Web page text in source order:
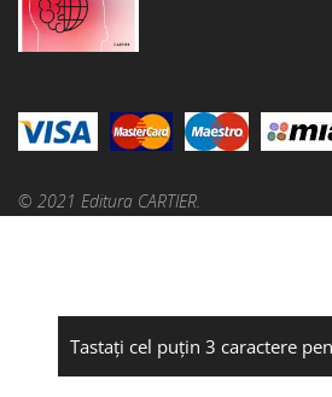
© 2021 Editura CARTIER.